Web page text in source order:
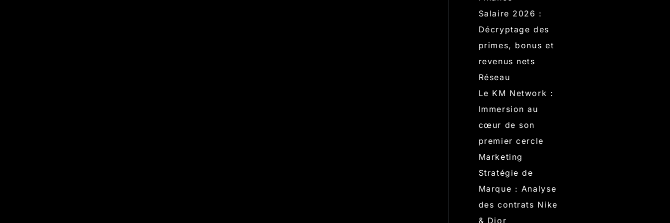
Salaire 2026 :
Décryptage des
primes, bonus et
revenus nets
Réseau
Le KM Network :
Immersion au
cœur de son
premier cercle
Marketing
Stratégie de
Marque : Analyse
des contrats Nike
& Dior